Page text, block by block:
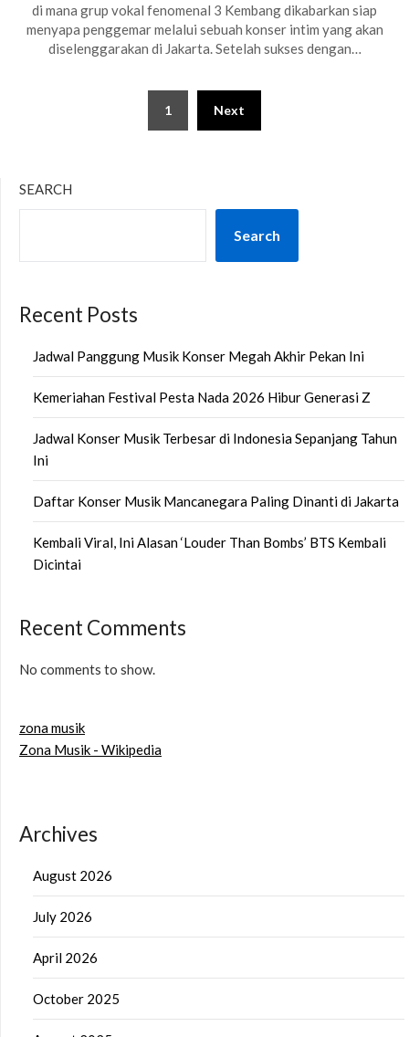
di mana grup vokal fenomenal 3 Kembang dikabarkan siap
menyapa penggemar melalui sebuah konser intim yang akan
diselenggarakan di Jakarta. Setelah sukses dengan…
1 Next
SEARCH
Search
Recent Posts
Jadwal Panggung Musik Konser Megah Akhir Pekan Ini
Kemeriahan Festival Pesta Nada 2026 Hibur Generasi Z
Jadwal Konser Musik Terbesar di Indonesia Sepanjang Tahun
Ini
Daftar Konser Musik Mancanegara Paling Dinanti di Jakarta
Kembali Viral, Ini Alasan ‘Louder Than Bombs’ BTS Kembali
Dicintai
Recent Comments
No comments to show.
zona musik
Zona Musik - Wikipedia
Archives
August 2026
July 2026
April 2026
October 2025